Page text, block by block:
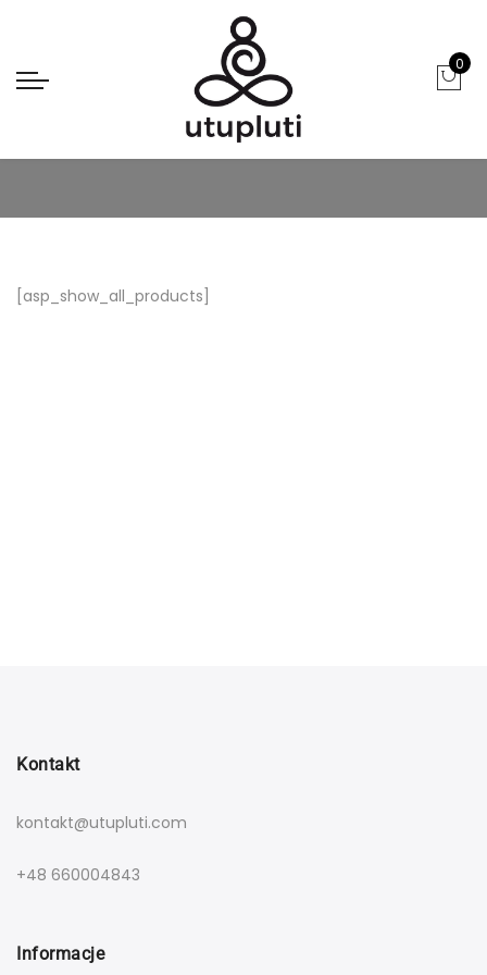
0
PRODUCTS
[asp_show_all_products]
Kontakt
kontakt@utupluti.com
+48 660004843
Informacje